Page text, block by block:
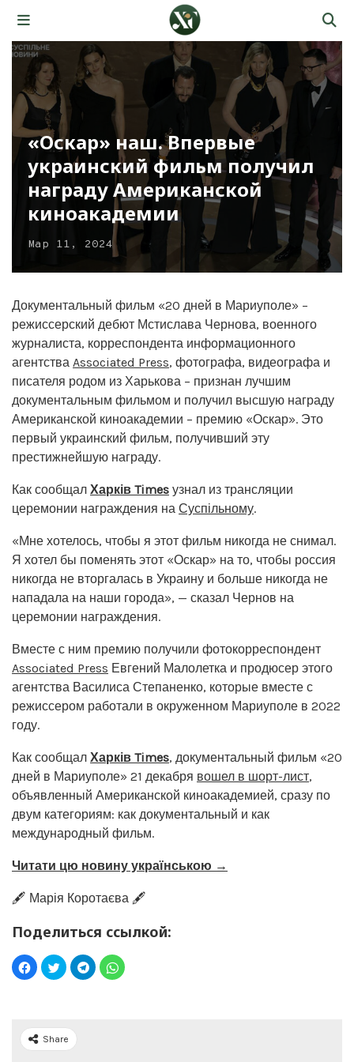
«Оскар» наш. Впервые
украинский фильм получил
награду Американской
киноакадемии
Мар 11, 2024
Документальный фильм «20 дней в Мариуполе» –
режиссерский дебют Мстислава Чернова, военного
журналиста, корреспондента информационного
агентства Associated Press, фотографа, видеографа и
писателя родом из Харькова – признан лучшим
документальным фильмом и получил высшую награду
Американской киноакадемии – премию «Оскар». Это
первый украинский фильм, получивший эту
престижнейшую награду.
Как сообщал Харків Times узнал из трансляции
церемонии награждения на Суспільному.
«Мне хотелось, чтобы я этот фильм никогда не снимал.
Я хотел бы поменять этот «Оскар» на то, чтобы россия
никогда не вторгалась в Украину и больше никогда не
нападала на наши города», — сказал Чернов на
церемонии награждения.
Вместе с ним премию получили фотокорреспондент
Associated Press Евгений Малолетка и продюсер этого
агентства Василиса Степаненко, которые вместе с
режиссером работали в окруженном Мариуполе в 2022
году.
Как сообщал Харків Times, документальный фильм «20
дней в Мариуполе» 21 декабря вошел в шорт-лист,
объявленный Американской киноакадемией, сразу по
двум категориям: как документальный и как
международный фильм.
Читати цю новину українською →
🖋️ Марія Коротаєва 🖋️
Поделиться ссылкой:
Share